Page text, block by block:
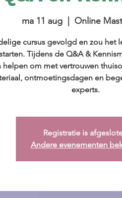
ma 11 aug
  |
Online
cursus gevolgd en zou het
Tijdens de Q&A &
helpen om met vertrouwen
ontmoetingsdagen en
experts.
Registratie is
Andere evenementen